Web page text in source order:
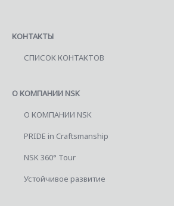
КОНТАКТЫ
СПИСОК КОНТАКТОВ
О КОМПАНИИ NSK
О КОМПАНИИ NSK
PRIDE in Craftsmanship
NSK 360° Tour
Устойчивое развитие